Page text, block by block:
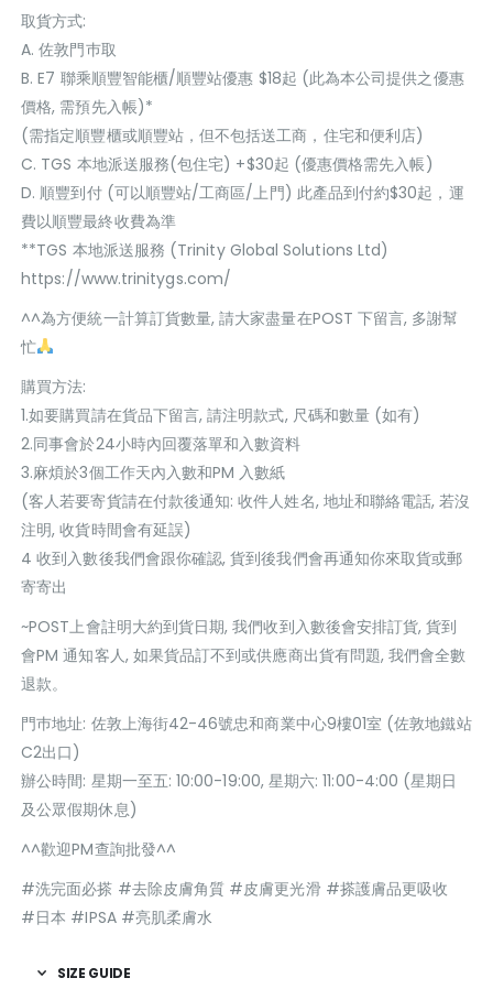
取貨方式:
A. 佐敦門巿取
B. E7 聯乘順豐智能櫃/順豐站優惠 $18起 (此為本公司提供之優惠
價格, 需預先入帳)*
(需指定順豐櫃或順豐站，但不包括送工商，住宅和便利店)
C. TGS 本地派送服務(包住宅) +$30起 (優惠價格需先入帳)
D. 順豐到付 (可以順豐站/工商區/上門) 此產品到付約$30起，運
費以順豐最終收費為準
**TGS 本地派送服務 (Trinity Global Solutions Ltd)
https://www.trinitygs.com/
^^為方便統一計算訂貨數量, 請大家盡量在POST 下留言, 多謝幫
忙
購買方法:
1.如要購買請在貨品下留言, 請注明款式, 尺碼和數量 (如有)
2.同事會於24小時內回覆落單和入數資料
3.麻煩於3個工作天內入數和PM 入數紙
(客人若要寄貨請在付款後通知: 收件人姓名, 地址和聯絡電話, 若沒
注明, 收貨時間會有延誤)
4 收到入數後我們會跟你確認, 貨到後我們會再通知你來取貨或郵
寄寄出
~POST上會註明大約到貨日期, 我們收到入數後會安排訂貨, 貨到
會PM 通知客人, 如果貨品訂不到或供應商出貨有問題, 我們會全數
退款。
門巿地址: 佐敦上海街42-46號忠和商業中心9樓01室 (佐敦地鐵站
C2出口)
辦公時間: 星期一至五: 10:00-19:00, 星期六: 11:00-4:00 (星期日
及公眾假期休息)
^^歡迎PM查詢批發^^
#洗完面必搽 #去除皮膚角質 #皮膚更光滑 #搽護膚品更吸收
#日本 #IPSA #亮肌柔膚水
SIZE GUIDE